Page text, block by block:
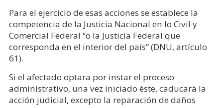
Para el ejercicio de esas acciones se establece la
competencia de la Justicia Nacional en lo Civil y
Comercial Federal “o la Justicia Federal que
corresponda en el interior del país” (DNU, artículo
61).
Si el afectado optara por instar el proceso
administrativo, una vez iniciado éste, caducará la
acción judicial, excepto la reparación de daños